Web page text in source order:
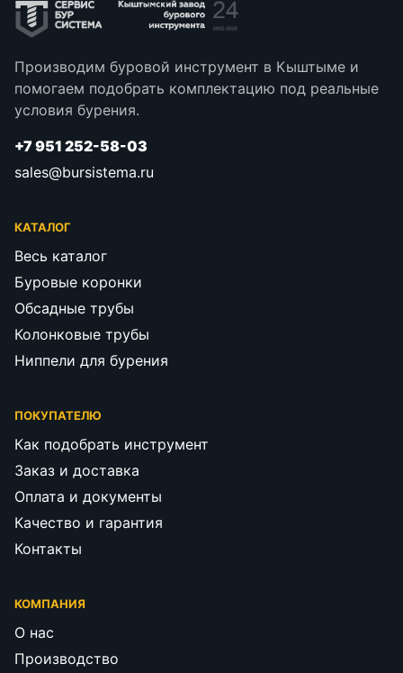
Производим буровой инструмент в Кыштыме и
помогаем подобрать комплектацию под реальные
условия бурения.
+7 951 252-58-03
sales@bursistema.ru
КАТАЛОГ
Весь каталог
Буровые коронки
Обсадные трубы
Колонковые трубы
Ниппели для бурения
ПОКУПАТЕЛЮ
Как подобрать инструмент
Заказ и доставка
Оплата и документы
Качество и гарантия
Контакты
КОМПАНИЯ
О нас
Производство